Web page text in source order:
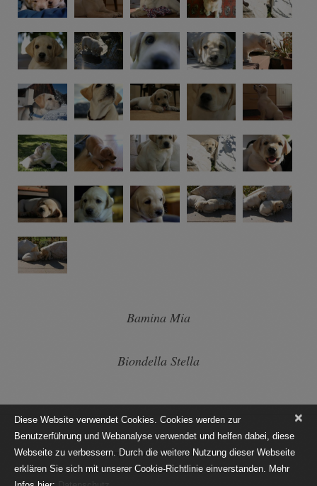
Bamina Mia
Biondella Stella
Impressum Datenschutz
×
Diese Website verwendet Cookies. Cookies werden zur
Benutzerführung und Webanalyse verwendet und helfen dabei, diese
Webseite zu verbessern. Durch die weitere Nutzung dieser Webseite
erklären Sie sich mit unserer Cookie-Richtlinie einverstanden. Mehr